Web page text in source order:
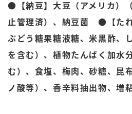
納豆の豆知識
ミツカンのCM
ロングセラー商品 ＋ おすすめレシ
人気商品 ＋ おすすめレシピ
おいしさと健康への取
キッザニア東京「ぽ
ミツカン公式通販
●【納豆】大豆（アメリカ）
止管理済）、納豆菌 ●【た
ぶどう糖果糖液糖、米黒酢、
を含む）、植物たんぱく加水
む）、食塩、梅肉、砂糖、昆
ノ酸等）、香辛料抽出物、増